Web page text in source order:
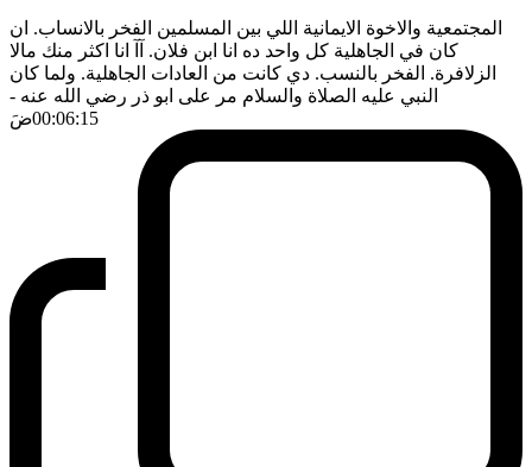
المجتمعية والاخوة الايمانية اللي بين المسلمين الفخر بالانساب. ان
كان في الجاهلية كل واحد ده انا ابن فلان. آآ انا اكثر منك مالا
الزلافرة. الفخر بالنسب. دي كانت من العادات الجاهلية. ولما كان
النبي عليه الصلاة والسلام مر على ابو ذر رضي الله عنه -
00:06:15ضَ